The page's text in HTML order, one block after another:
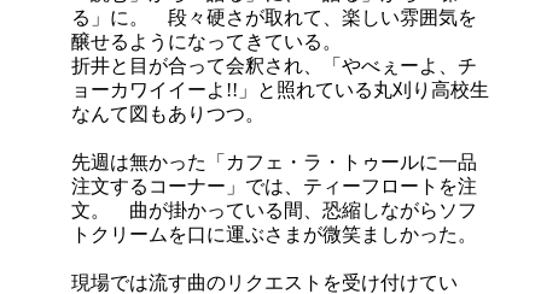
る」に。 段々硬さが取れて、楽しい雰囲気を
醸せるようになってきている。
折井と目が合って会釈され、「やべぇーよ、チ
ョーカワイイーよ!!」と照れている丸刈り高校生
なんて図もありつつ。
先週は無かった「カフェ・ラ・トゥールに一品
注文するコーナー」では、ティーフロートを注
文。 曲が掛かっている間、恐縮しながらソフ
トクリームを口に運ぶさまが微笑ましかった。
現場では流す曲のリクエストを受け付けてい